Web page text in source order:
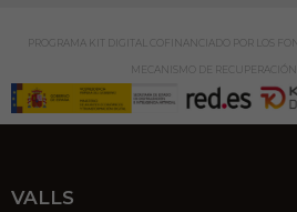
PROGRAMA KIT DIGITAL COFINANCIADO POR LOS
MECANISMO DE
VALLS